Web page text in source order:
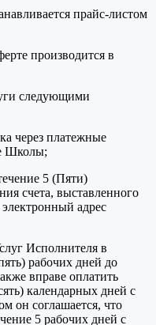
прайс-листом
производится в
следующими
через платежные
Школы;
5 (Пяти)
счета, выставленного
адрес
Исполнителя в
рабочих дней до
вправе оплатить
календарных дней с
он соглашается, что
5 рабочих дней с